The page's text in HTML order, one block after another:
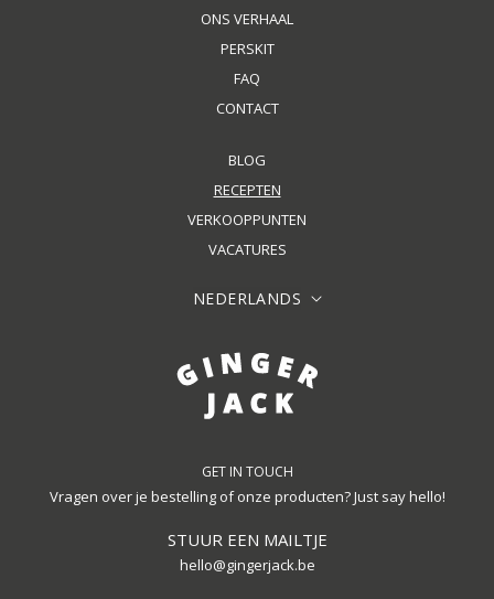
ONS VERHAAL
PERSKIT
FAQ
CONTACT
BLOG
RECEPTEN
VERKOOPPUNTEN
VACATURES
NEDERLANDS
GET IN TOUCH
Vragen over je bestelling of onze producten? Just say hello!
STUUR EEN MAILTJE
hello@gingerjack.be